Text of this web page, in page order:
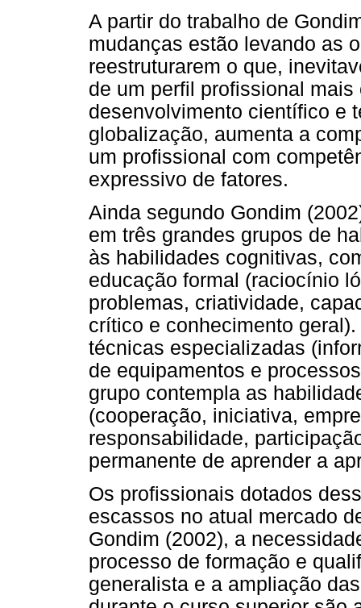
A partir do trabalho de
mudanças estão levando as
reestruturarem o que,
de um perfil profissional
desenvolvimento científico e
globalização, aumenta a
um profissional com
expressivo de fatores.
Ainda segundo Gondim
em três grandes grupos de
às habilidades cognitivas,
educação formal (raciocínio
problemas, criatividade,
crítico e conhecimento
técnicas especializadas
de equipamentos e
grupo contempla as
(cooperação, iniciativa,
responsabilidade,
permanente de aprender a
Os profissionais dotados
escassos no atual mercado
Gondim (2002), a
processo de formação e
generalista e a ampliação